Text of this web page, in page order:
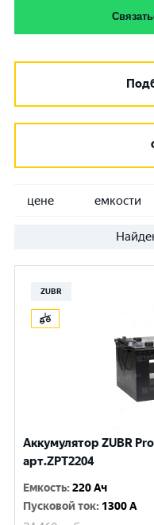
цене емкости
ZUBR
Аккумулятор ZUBR
арт.ZPT2204
Емкость:220 Ач
Пусковой ток: 1300 A